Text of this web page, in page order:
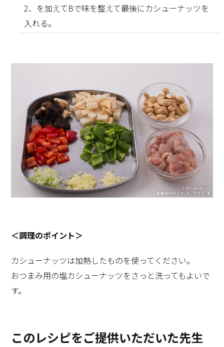
2、を加えてBで味を整えて最後にカシューナッツを
入れる。
＜調理のポイント＞
カシューナッツは加熱したものを使ってください。
おつまみ用の塩カシューナッツをさっと洗ってもよいで
す。
このレシピをご提供いただいた先生